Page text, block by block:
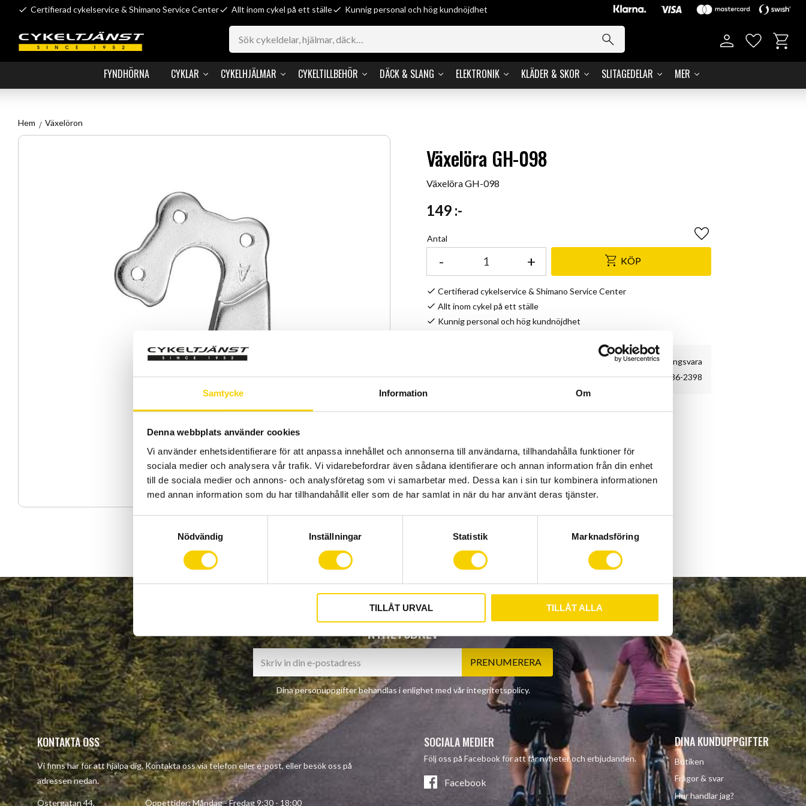
Samtycke Information Om
Denna webbplats använder cookies
Vi använder enhetsidentifierare för att anpassa innehållet och annonserna till användarna, tillhandahålla funktioner för
sociala medier och analysera vår trafik. Vi vidarebefordrar även sådana identifierare och annan information från din enhet
till de sociala medier och annons- och analysföretag som vi samarbetar med. Dessa kan i sin tur kombinera informationen
med annan information som du har tillhandahållit eller som de har samlat in när du har använt deras tjänster.
y
c
k
e
s
v
a
l
Nödvändig Inställningar Statistik Marknadsföring
TILLÅT URVAL TILLÅT ALLA
Certifierad cykelservice & Shimano Service Center Allt inom cykel på ett ställe Kunnig personal och hög kundnöjdhet
FYNDHÖRNA CYKLAR CYKELHJÄLMAR CYKELTILLBEHÖR DÄCK & SLANG ELEKTRONIK KLÄDER & SKOR SLITAGEDELAR MER
Favoriter
Hem Växelöron
Växelöra GH-098
Växelöra GH-098
149:-
Antal
+
- KÖP
Lägg till i favoriter
Certifierad cykelservice & Shimano Service Center
Allt inom cykel på ett ställe
Kunnig personal och hög kundnöjdhet
Beställningsvara
Artikelnr
86-2398
NYHETSBREV
PRENUMERERA
Dina personuppgifter behandlas i enlighet med vårintegritetspolicy.
KONTAKTA OSS
Vi finns här för att hjälpa dig. Kontakta oss via telefon eller e-post, eller besök oss på
adressen nedan.
Östergatan 44, Öppettider: Måndag - Fredag 9:30 - 18:00
SOCIALA MEDIER
Följ oss på Facebook för att får nyheter och erbjudanden.
Facebook
DINA KUNDUPPGIFTER
Butiken
Frågor & svar
Hur handlar jag?